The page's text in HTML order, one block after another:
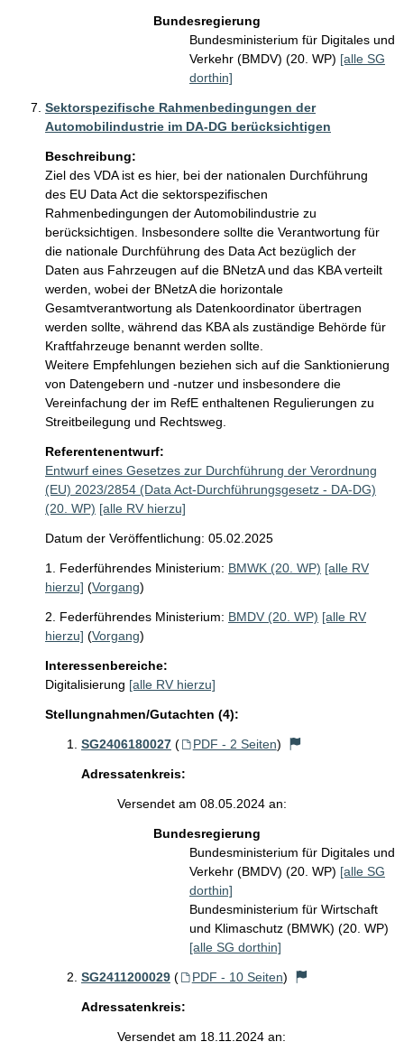
Bundesregierung
Bundesministerium für Digitales und
Verkehr (BMDV) (20. WP) [alle SG
dorthin]
Sektorspezifische Rahmenbedingungen der
Automobilindustrie im DA-DG berücksichtigen
Beschreibung:
Ziel des VDA ist es hier, bei der nationalen Durchführung
des EU Data Act die sektorspezifischen
Rahmenbedingungen der Automobilindustrie zu
berücksichtigen. Insbesondere sollte die Verantwortung für
die nationale Durchführung des Data Act bezüglich der
Daten aus Fahrzeugen auf die BNetzA und das KBA verteilt
werden, wobei der BNetzA die horizontale
Gesamtverantwortung als Datenkoordinator übertragen
werden sollte, während das KBA als zuständige Behörde für
Kraftfahrzeuge benannt werden sollte.
Weitere Empfehlungen beziehen sich auf die Sanktionierung
von Datengebern und -nutzer und insbesondere die
Vereinfachung der im RefE enthaltenen Regulierungen zu
Streitbeilegung und Rechtsweg.
Referentenentwurf:
Entwurf eines Gesetzes zur Durchführung der Verordnung
(EU) 2023/2854 (Data Act-Durchführungsgesetz - DA-DG)
(20. WP) [alle RV hierzu]
Datum der Veröffentlichung: 05.02.2025
1. Federführendes Ministerium: BMWK (20. WP) [alle RV
hierzu] (Vorgang)
2. Federführendes Ministerium: BMDV (20. WP) [alle RV
hierzu] (Vorgang)
Interessenbereiche:
Digitalisierung [alle RV hierzu]
Stellungnahmen/Gutachten (4):
SG2406180027 ( PDF - 2 Seiten)
Adressatenkreis:
Versendet am 08.05.2024 an:
Bundesregierung
Bundesministerium für Digitales und
Verkehr (BMDV) (20. WP) [alle SG
dorthin]
Bundesministerium für Wirtschaft
und Klimaschutz (BMWK) (20. WP)
[alle SG dorthin]
SG2411200029 ( PDF - 10 Seiten)
Adressatenkreis:
Versendet am 18.11.2024 an: